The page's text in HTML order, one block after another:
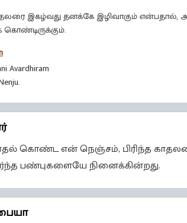
இகழ்வது தனக்கே இழிவாகும்
Avardhiram
கொண்ட என் நெஞ்சம், பிரிந்த
பண்புகளையே நினைக்கின்றது.